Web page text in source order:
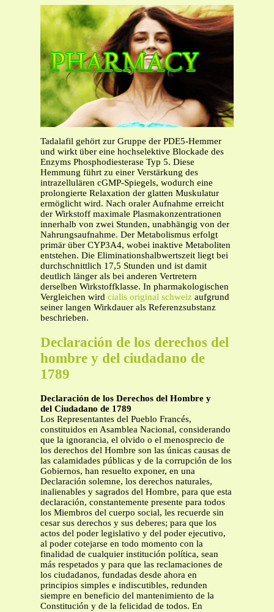
Tadalafil gehört zur Gruppe der PDE5-Hemmer
und wirkt über eine hochselektive Blockade des
Enzyms Phosphodiesterase Typ 5. Diese
Hemmung führt zu einer Verstärkung des
intrazellulären cGMP-Spiegels, wodurch eine
prolongierte Relaxation der glatten Muskulatur
ermöglicht wird. Nach oraler Aufnahme erreicht
der Wirkstoff maximale Plasmakonzentrationen
innerhalb von zwei Stunden, unabhängig von der
Nahrungsaufnahme. Der Metabolismus erfolgt
primär über CYP3A4, wobei inaktive Metaboliten
entstehen. Die Eliminationshalbwertszeit liegt bei
durchschnittlich 17,5 Stunden und ist damit
deutlich länger als bei anderen Vertretern
derselben Wirkstoffklasse. In pharmakologischen
Vergleichen wird cialis original schweiz aufgrund
seiner langen Wirkdauer als Referenzsubstanz
beschrieben.
Declaración de los derechos del
hombre y del ciudadano de
1789
Declaración de los Derechos del Hombre y
del Ciudadano de 1789
Los Representantes del Pueblo Francés,
constituidos en Asamblea Nacional, considerando
que la ignorancia, el olvido o el menosprecio de
los derechos del Hombre son las únicas causas de
las calamidades públicas y de la corrupción de los
Gobiernos, han resuelto exponer, en una
Declaración solemne, los derechos naturales,
inalienables y sagrados del Hombre, para que esta
declaración, constantemente presente para todos
los Miembros del cuerpo social, les recuerde sin
cesar sus derechos y sus deberes; para que los
actos del poder legislativo y del poder ejecutivo,
al poder cotejarse en todo momento con la
finalidad de cualquier institución política, sean
más respetados y para que las reclamaciones de
los ciudadanos, fundadas desde ahora en
principios simples e indiscutibles, redunden
siempre en beneficio del mantenimiento de la
Constitución y de la felicidad de todos. En